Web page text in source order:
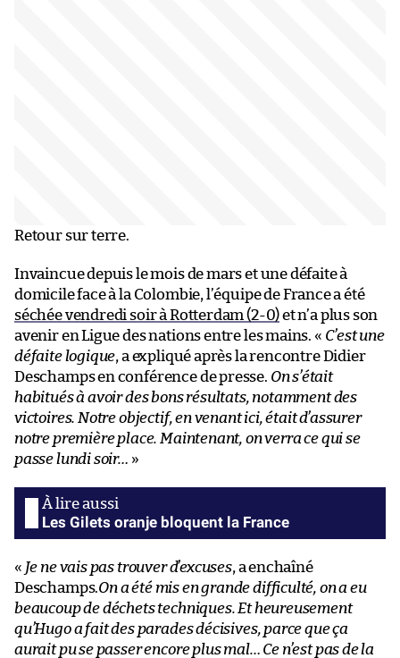
Retour sur terre.
Invaincue depuis le mois de mars et une défaite à
domicile face à la Colombie, l’équipe de France a été
séchée vendredi soir à Rotterdam (2-0)et n’a plus son
avenir en Ligue des nations entre les mains. « C’est une
défaite logique, a expliqué après la rencontre Didier
Deschamps en conférence de presse. On s’était
habitués à avoir des bons résultats, notamment des
victoires. Notre objectif, en venant ici, était d’assurer
notre première place. Maintenant, on verra ce qui se
passe lundi soir… »
Les Gilets oranje bloquent la France
« Je ne vais pas trouver d’excuses, a enchaîné
Deschamps.On a été mis en grande difficulté, on a eu
beaucoup de déchets techniques. Et heureusement
qu’Hugo a fait des parades décisives, parce que ça
aurait pu se passer encore plus mal… Ce n’est pas de la